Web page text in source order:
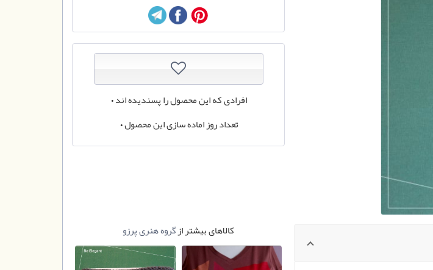
0 افرادی که این محصول را پسندیده اند
تعداد روز اماده سازی این محصول0
کالاهای بیشتر ازگروه هنری پرزو